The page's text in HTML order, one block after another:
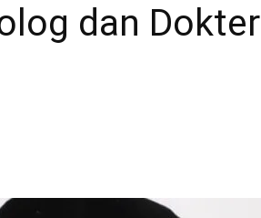
dan Dokter